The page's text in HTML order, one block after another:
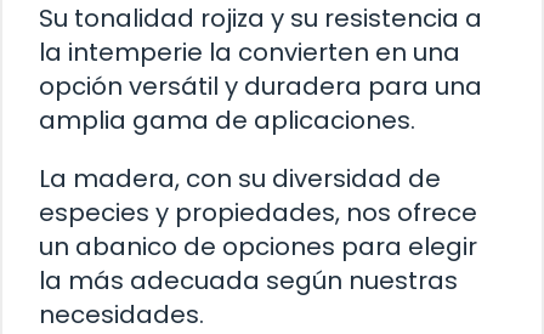
Su tonalidad rojiza y su resistencia a
la intemperie la convierten en una
opción versátil y duradera para una
amplia gama de aplicaciones.
La madera, con su diversidad de
especies y propiedades, nos ofrece
un abanico de opciones para elegir
la más adecuada según nuestras
necesidades.